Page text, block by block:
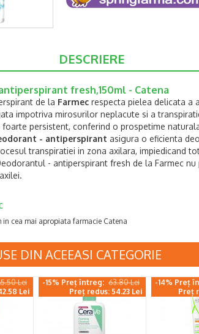
DESCRIERE
fresh,150ml - Catena
de la Farmec respecta pielea delicata a
impotriva mirosurilor neplacute si a
persistent, conferind o prospetime
- antiperspirant asigura o eficienta
transpiratiei in zona axilara, impiedicand
- antiperspirant fresh de la Farmec nu
cea mai apropiata farmacie Catena
DIN ACEEASI CATEGORIE
Lei
Lei
-15% Preț întreg: 63.80 Lei
Preț redus: 54.23 Lei
-14% Preț
Preț